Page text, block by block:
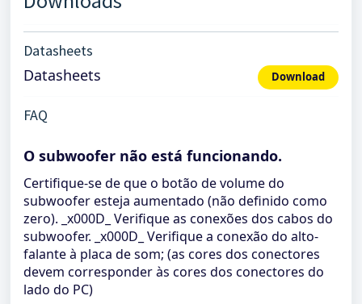
Datasheets
Datasheets Download
FAQ
O subwoofer não está funcionando.
Certifique-se de que o botão de volume do
subwoofer esteja aumentado (não definido como
zero). _x000D_ Verifique as conexões dos cabos do
subwoofer. _x000D_ Verifique a conexão do alto-
falante à placa de som; (as cores dos conectores
devem corresponder às cores dos conectores do
lado do PC)